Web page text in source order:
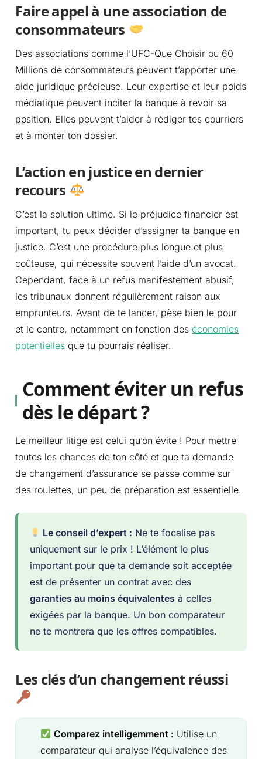
Faire appel à une association de
consommateurs
Des associations comme l’UFC-Que Choisir ou 60
Millions de consommateurs peuvent t’apporter une
aide juridique précieuse. Leur expertise et leur poids
médiatique peuvent inciter la banque à revoir sa
position. Elles peuvent t’aider à rédiger tes courriers
et à monter ton dossier.
L’action en justice en dernier
recours
C’est la solution ultime. Si le préjudice financier est
important, tu peux décider d’assigner ta banque en
justice. C’est une procédure plus longue et plus
coûteuse, qui nécessite souvent l’aide d’un avocat.
Cependant, face à un refus manifestement abusif,
les tribunaux donnent régulièrement raison aux
emprunteurs. Avant de te lancer, pèse bien le pour
et le contre, notamment en fonction des économies
potentielles que tu pourrais réaliser.
Comment éviter un refus
dès le départ ?
Le meilleur litige est celui qu’on évite ! Pour mettre
toutes les chances de ton côté et que ta demande
de changement d’assurance se passe comme sur
des roulettes, un peu de préparation est essentielle.
Le conseil d’expert : Ne te focalise pas
uniquement sur le prix ! L’élément le plus
important pour que ta demande soit acceptée
est de présenter un contrat avec des
garanties au moins équivalentes à celles
exigées par la banque. Un bon comparateur
ne te montrera que les offres compatibles.
Les clés d’un changement réussi
Comparez intelligemment : Utilise un
comparateur qui analyse l’équivalence des